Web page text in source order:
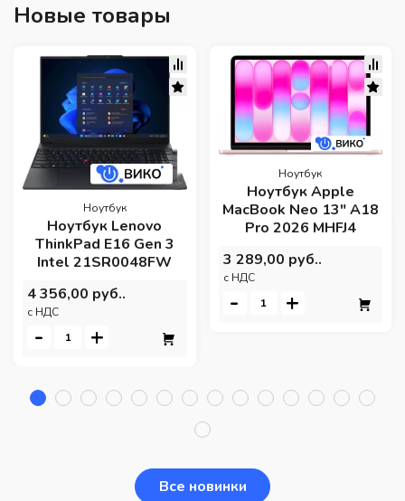
Новые товары
Ноутбук
Ноутбук Lenovo
ThinkPad E16 Gen 3
Intel 21SR0048FW
4 356,00 руб..
c НДС
- +
Ноутбук
Ноутбук Apple
MacBook Neo 13" A18
Pro 2026 MHFJ4
3 289,00 руб..
c НДС
- +
Все новинки